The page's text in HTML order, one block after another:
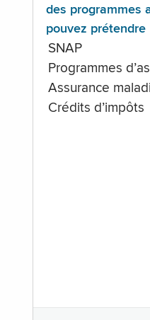
des programmes
pouvez prétendre
SNAP
Programmes
Assurance
Crédits d’impôts